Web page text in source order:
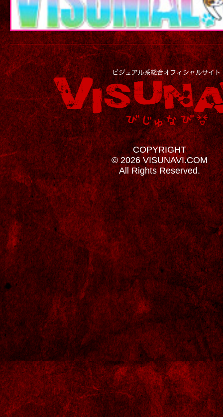
COPYRIGHT
© 2026 VISUNAVI.COM
All Rights Reserved.